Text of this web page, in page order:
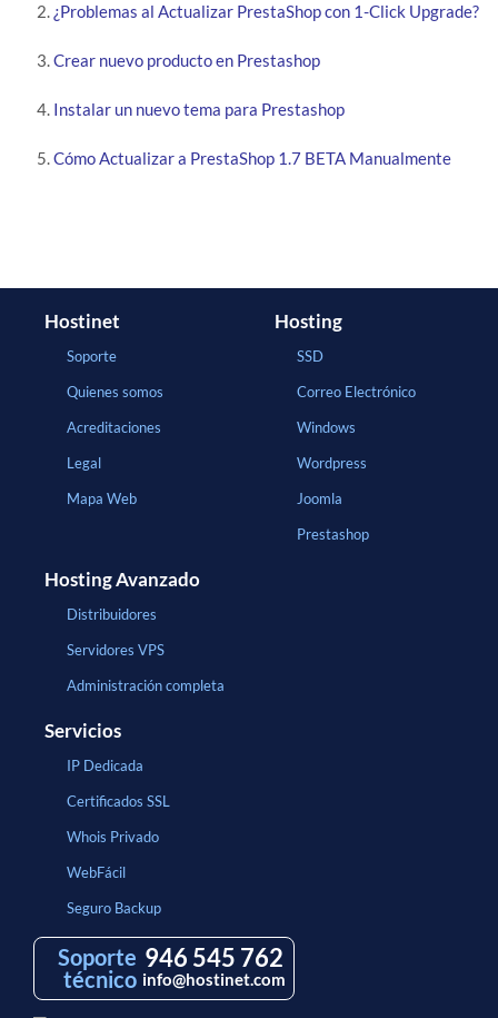
¿Problemas al Actualizar PrestaShop con 1-Click Upgrade?
Crear nuevo producto en Prestashop
Instalar un nuevo tema para Prestashop
Cómo Actualizar a PrestaShop 1.7 BETA Manualmente
Hostinet
Soporte
Quienes somos
Acreditaciones
Legal
Mapa Web
Hosting
SSD
Correo Electrónico
Windows
Wordpress
Joomla
Prestashop
Hosting Avanzado
Distribuidores
Servidores VPS
Administración completa
Servicios
IP Dedicada
Certificados SSL
Whois Privado
WebFácil
Seguro Backup
Soporte
técnico
946 545 762
info@hostinet.com